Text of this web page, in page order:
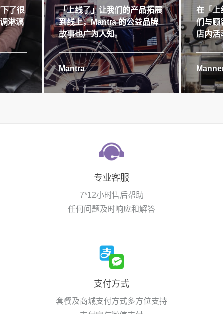
了很
淋漓
「上线了」让我们的产品拓展
到线上，Mantra 的公益品牌
故事也广为人知。
Mantra
在「上
们与顾
店内活
专业客服
7*12小时售后帮助
任何问题及时响应和解答
支付方式
套餐及商城支付方式多方位支持